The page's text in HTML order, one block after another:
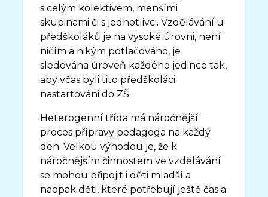
s celým kolektivem, menšími
skupinami či s jednotlivci. Vzdělávání u
předškoláků je na vysoké úrovni, není
ničím a nikým potlačováno, je
sledována úroveň každého jedince tak,
aby včas byli tito předškoláci
nastartováni do ZŠ.
Heterogenní třída má náročnější
proces přípravy pedagoga na každý
den. Velkou výhodou je, že k
náročnějším činnostem ve vzdělávání
se mohou připojit i děti mladší a
naopak děti, které potřebují ještě čas a